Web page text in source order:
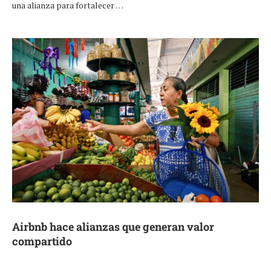
una alianza para fortalecer …
Airbnb hace alianzas que generan valor
compartido